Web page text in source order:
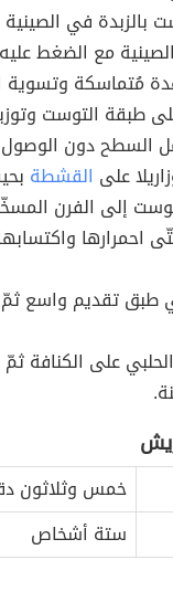
بالزبدة في
مع الضغط
مُتماسكة
طبقة التوست
السطح دون
على القشطة
إلى الفرن
احمرارها
طبق تقديم واسع ثمّ
على الكنافة
خمس وثلاثون
ستة أشخاص